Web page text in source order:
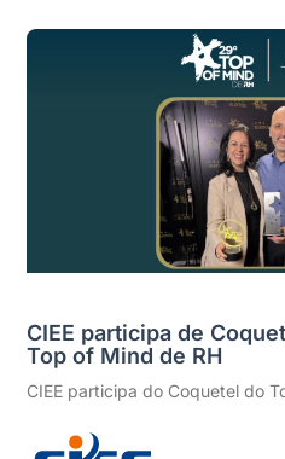
CIEE participa de
Top of Mind de RH
CIEE participa do Coquetel do